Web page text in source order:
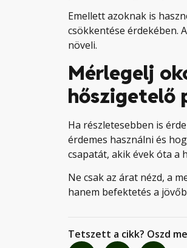
Emellett azoknak is
csökkentése érdekében. A
növeli.
Mérlegelj
hőszigetelő
Ha részletesebben is
érdemes használni és
csapatát, akik évek óta a
Ne csak az árat nézd, a
hanem befektetés a
Tetszett a cikk? Oszd